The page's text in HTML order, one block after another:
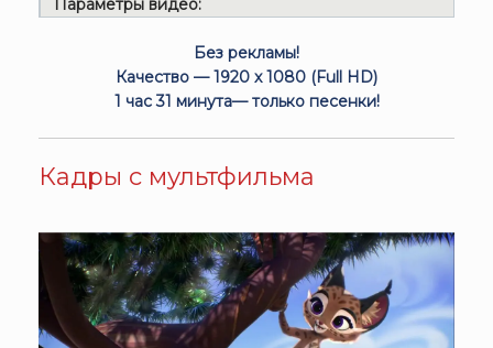
Параметры видео:
Без рекламы!
Качество — 1920 x 1080 (Full HD)
1 час 31 минута— только песенки!
Кадры с мультфильма